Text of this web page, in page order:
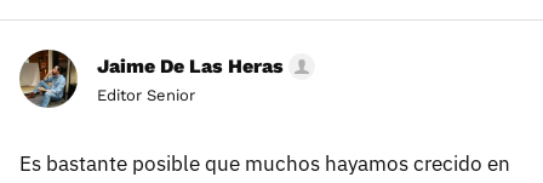
Jaime De Las Heras
Editor Senior
Es bastante posible que muchos hayamos crecido en